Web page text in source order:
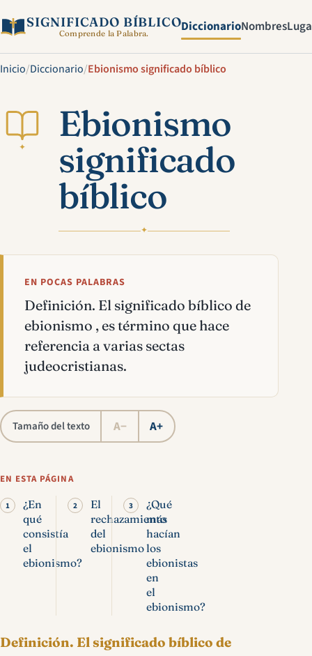
SIGNIFICADO BÍBLICO
Comprende la Palabra. DiccionarioNombres
Inicio/Diccionario/Ebionismo significado bíblico
✦
Ebionismo
significado
bíblico
✦
EN POCAS PALABRAS
Definición. El significado bíblico de
ebionismo , es término que hace
referencia a varias sectas
judeocristianas.
Tamaño del texto A− A+
EN ESTA PÁGINA
¿En
qué
consistía
el
ebionismo?
El
rechazamiento
del
ebionismo
¿Qué
más
hacían
los
ebionistas
en
el
ebionismo?
Definición. El significado bíblico de